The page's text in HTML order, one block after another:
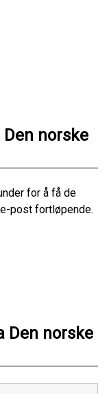
norske
for å få de
post fortløpende.
Den norske